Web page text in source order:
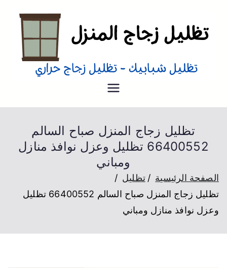
تظليل منازل
تظليل زجاج منازل من الداخل و
تظليل زجاج المنزل صباح السالم
66400552 تظليل وعزل نوافذ منازل
ومباني
الصفحة الرئيسية
تظليل
تظليل زجاج المنزل صباح السالم 66400552 تظليل
وعزل نوافذ منازل ومباني